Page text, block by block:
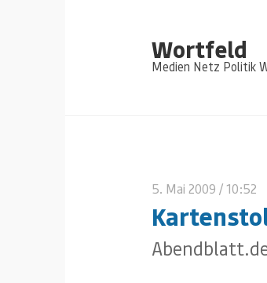
Wortfeld
Medien Netz Politik
5. Mai 2009 / 10:52